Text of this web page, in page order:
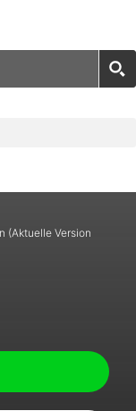
(Aktuelle Version